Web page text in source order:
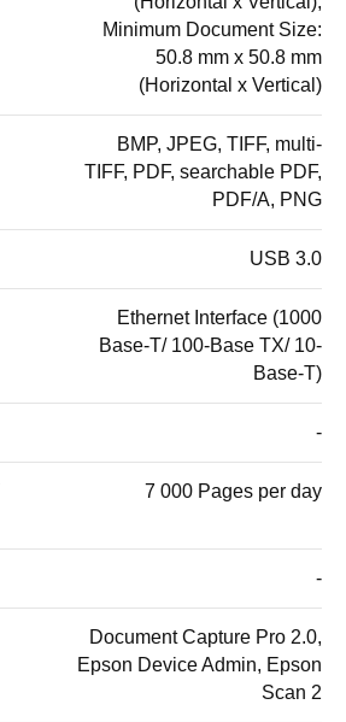
Minimum Document Size:
50.8 mm x 50.8 mm
(Horizontal x Vertical)
BMP, JPEG, TIFF, multi-
TIFF, PDF, searchable PDF,
PDF/A, PNG
USB 3.0
Ethernet Interface (1000
Base-T/ 100-Base TX/ 10-
Base-T)
-
7 000 Pages per day
-
Document Capture Pro 2.0,
Epson Device Admin, Epson
Scan 2